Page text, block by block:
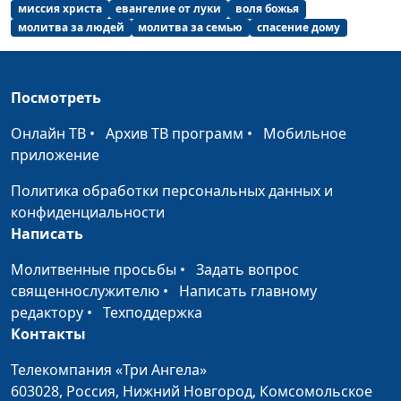
Искушение - грех или
испытание?
Юлия Уткина, Николай
Кунцевич,
Отрок Иисус - понять
свое предназначение
Юлия Уткина, Николай
Елена Варнавская
В каком возрасте
Духовная
самостоятельность и
возраст крещения
священнослужитель и
Елена Варнавская
значение для нас
сегодня
Кунцевич,
священнослужитель и
миссия христа
евангелие от луки
воля божья
молитва за людей
молитва за семью спасение дому
Посмотреть
Онлайн ТВ • Архив ТВ программ • Мобильное
приложение
Политика обработки персональных данных и
конфиденциальности
Написать
Молитвенные просьбы • Задать вопрос
священнослужителю • Написать главному
редактору • Техподдержка
Контакты
Телекомпания «Три Ангела»
603028, Россия, Нижний Новгород, Комсомольское